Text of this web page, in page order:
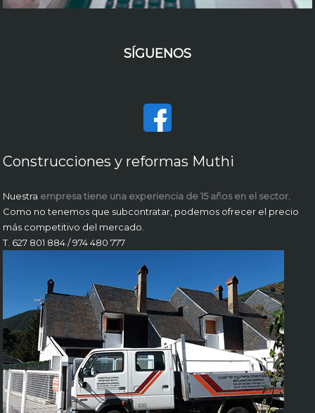
SÍGUENOS
Construcciones y reformas Muthi
Nuestra empresa tiene una experiencia de 15 años en el sector
Como no tenemos que subcontratar, podemos ofrecer el precio
más competitivo del mercado.
T. 627 801 884 / 974 480 777